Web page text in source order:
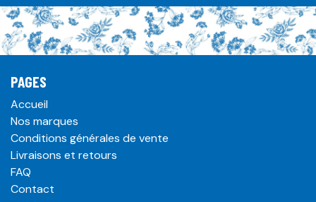
PAGES
Accueil
Nos marques
Conditions générales de vente
Livraisons et retours
FAQ
Contact